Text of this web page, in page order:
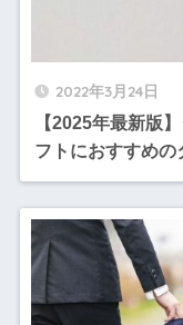
2022年3月24日
【2025年最新版
フトにおすすめの